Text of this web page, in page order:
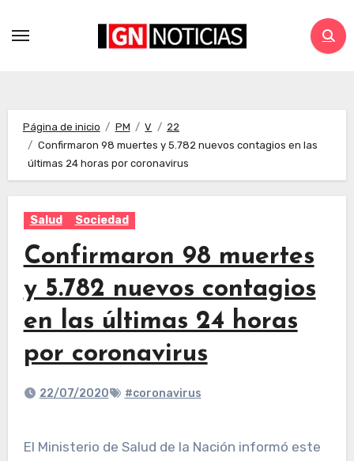
Página de inicio PM V
22
Confirmaron 98 muertes y 5.782 nuevos contagios en las
últimas 24 horas por coronavirus
Salud Sociedad
Confirmaron 98 muertes
y 5.782 nuevos contagios
en las últimas 24 horas
por coronavirus
22/07/2020 #coronavirus
El Ministerio de Salud de la Nación informó este